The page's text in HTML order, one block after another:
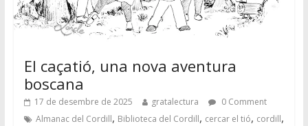
El caçatió, una nova aventura
boscana
17 de desembre de 2025 gratalectura
0 Comment
Almanac del Cordill, Biblioteca del Cordill, cercar el tió, cordill,